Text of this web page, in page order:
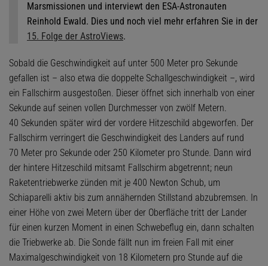
Marsmissionen und interviewt den ESA-Astronauten
Reinhold Ewald. Dies und noch viel mehr erfahren Sie in der
15. Folge der AstroViews.
Sobald die Geschwindigkeit auf unter 500 Meter pro Sekunde
gefallen ist – also etwa die doppelte Schallgeschwindigkeit –, wird
ein Fallschirm ausgestoßen. Dieser öffnet sich innerhalb von einer
Sekunde auf seinen vollen Durchmesser von zwölf Metern.
40 Sekunden später wird der vordere Hitzeschild abgeworfen. Der
Fallschirm verringert die Geschwindigkeit des Landers auf rund
70 Meter pro Sekunde oder 250 Kilometer pro Stunde. Dann wird
der hintere Hitzeschild mitsamt Fallschirm abgetrennt; neun
Raketentriebwerke zünden mit je 400 Newton Schub, um
Schiaparelli aktiv bis zum annähernden Stillstand abzubremsen. In
einer Höhe von zwei Metern über der Oberfläche tritt der Lander
für einen kurzen Moment in einen Schwebeflug ein, dann schalten
die Triebwerke ab. Die Sonde fällt nun im freien Fall mit einer
Maximalgeschwindigkeit von 18 Kilometern pro Stunde auf die